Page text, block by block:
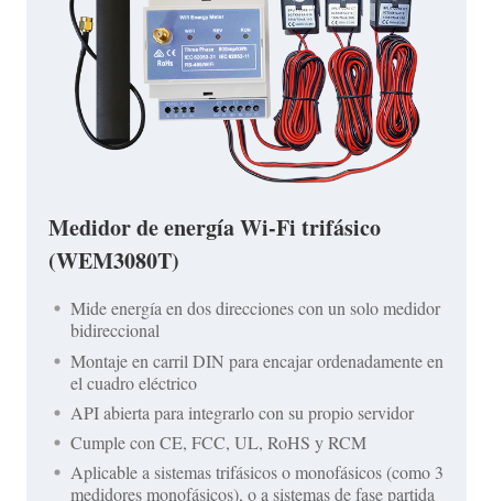
Medidor de energía Wi-Fi trifásico
(WEM3080T)
Mide energía en dos direcciones con un solo medidor
bidireccional
Montaje en carril DIN para encajar ordenadamente en
el cuadro eléctrico
API abierta para integrarlo con su propio servidor
Cumple con CE, FCC, UL, RoHS y RCM
Aplicable a sistemas trifásicos o monofásicos (como 3
medidores monofásicos), o a sistemas de fase partida